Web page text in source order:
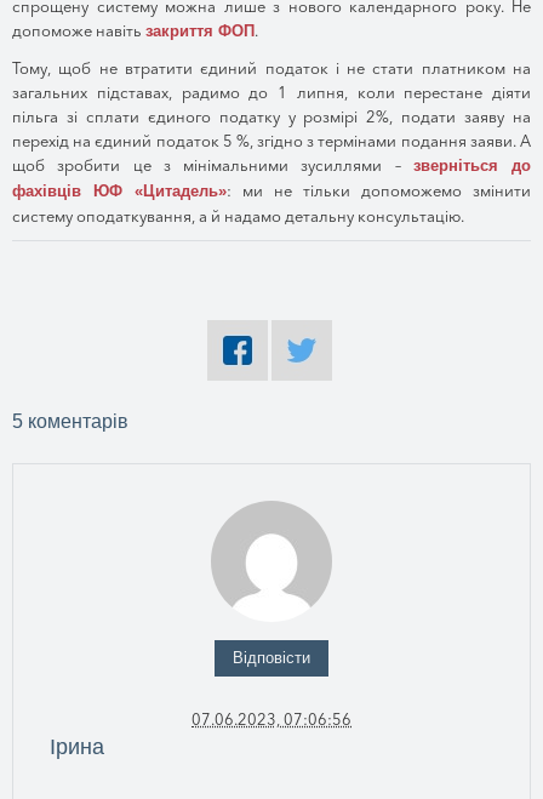
спрощену систему можна лише з нового календарного року. Не
допоможе навіть закриття ФОП .
Тому, щоб не втратити єдиний податок і не стати платником на
загальних підставах, радимо до 1 липня, коли перестане діяти
пільга зі сплати єдиного податку у розмірі 2%, подати заяву на
перехід на єдиний податок 5 %, згідно з термінами подання заяви. А
щоб зробити це з мінімальними зусиллями – зверніться до
фахівців ЮФ «Цитадель»: ми не тільки допоможемо змінити
систему оподаткування, а й надамо детальну консультацію.
5 коментарів
Відповісти
07.06.2023, 07:06:56
Ірина